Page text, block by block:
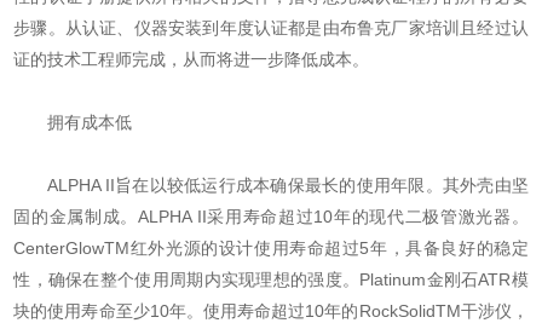
步骤。从认证、仪器安装到年度认证都是由布鲁克厂家培训且经过认
证的技术工程师完成，从而将进一步降低成本。
拥有成本低
ALPHA II旨在以较低运行成本确保最长的使用年限。其外壳由坚
固的金属制成。ALPHA II采用寿命超过10年的现代二极管激光器。
CenterGlowTM红外光源的设计使用寿命超过5年，具备良好的稳定
性，确保在整个使用周期内实现理想的强度。Platinum金刚石ATR模
块的使用寿命至少10年。使用寿命超过10年的RockSolidTM干涉仪，